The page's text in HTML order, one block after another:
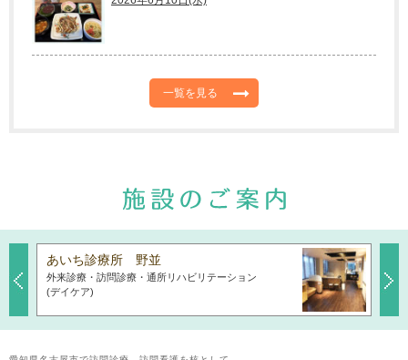
一覧を見る
Previous
あいち診療所 野並
外来診療・訪問診療・通所リハビリテーション
(デイケア)
外来
Next